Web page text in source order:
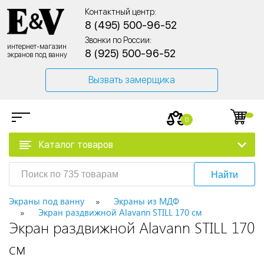
интернет-магазин
экранов под ванну
Контактный центр:
8 (495) 500-96-52
Звонки по России:
8 (925) 500-96-52
Вызвать замерщика
0
Каталог товаров
Найти
Экраны под ванну
Экраны из МДФ
Экран раздвижной Alavann STILL 170 см
Экран раздвижной Alavann STILL 170
см